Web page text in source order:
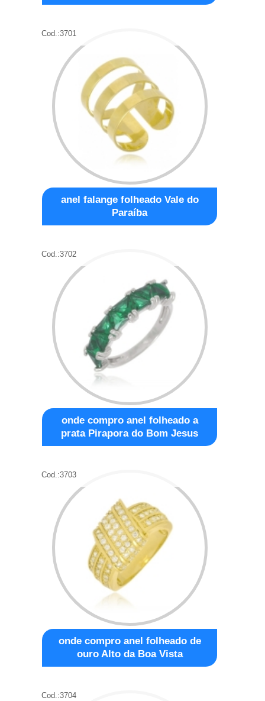
Cod.:3701
anel falange folheado Vale do
Paraíba
Cod.:3702
onde compro anel folheado a
prata Pirapora do Bom Jesus
Cod.:3703
onde compro anel folheado de
ouro Alto da Boa Vista
Cod.:3704